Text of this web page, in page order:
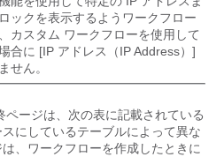
ックを表示するようワークフロー
カスタム ワークフローを使用して
合に [IP アドレス（IP Address）]
せん。
ージは、次の表に記載されている
にしているテーブルによって異な
、ワークフローを作成したときに